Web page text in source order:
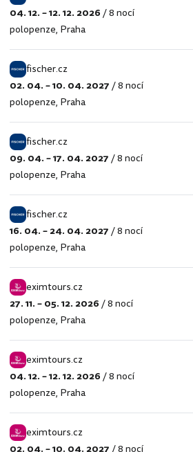
fischer.cz
04. 12. – 12. 12. 2026/8 nocí
polopenze, Praha
fischer.cz
fischer.cz
02. 04. – 10. 04. 2027/8 nocí
polopenze, Praha
fischer.cz
fischer.cz
09. 04. – 17. 04. 2027/8 nocí
polopenze, Praha
fischer.cz
fischer.cz
16. 04. – 24. 04. 2027/8 nocí
polopenze, Praha
eximtours.cz
eximtours.cz
27. 11. – 05. 12. 2026/8 nocí
polopenze, Praha
eximtours.cz
eximtours.cz
04. 12. – 12. 12. 2026/8 nocí
polopenze, Praha
eximtours.cz
02. 04. – 10. 04. 2027/8 nocí